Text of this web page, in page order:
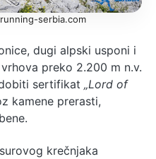
serbia.com
dugi alpski usponi i
preko 2.200 m n.v.
sertifikat „Lord of
kamene prerasti,
krečnjaka